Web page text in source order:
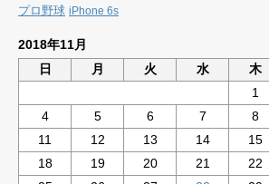
プロ野球 iPhone 6s
2018年11月
日
月 火 水 木
1
4
5 6 7 8
11
12 13 14 15
18
19 20 21 22